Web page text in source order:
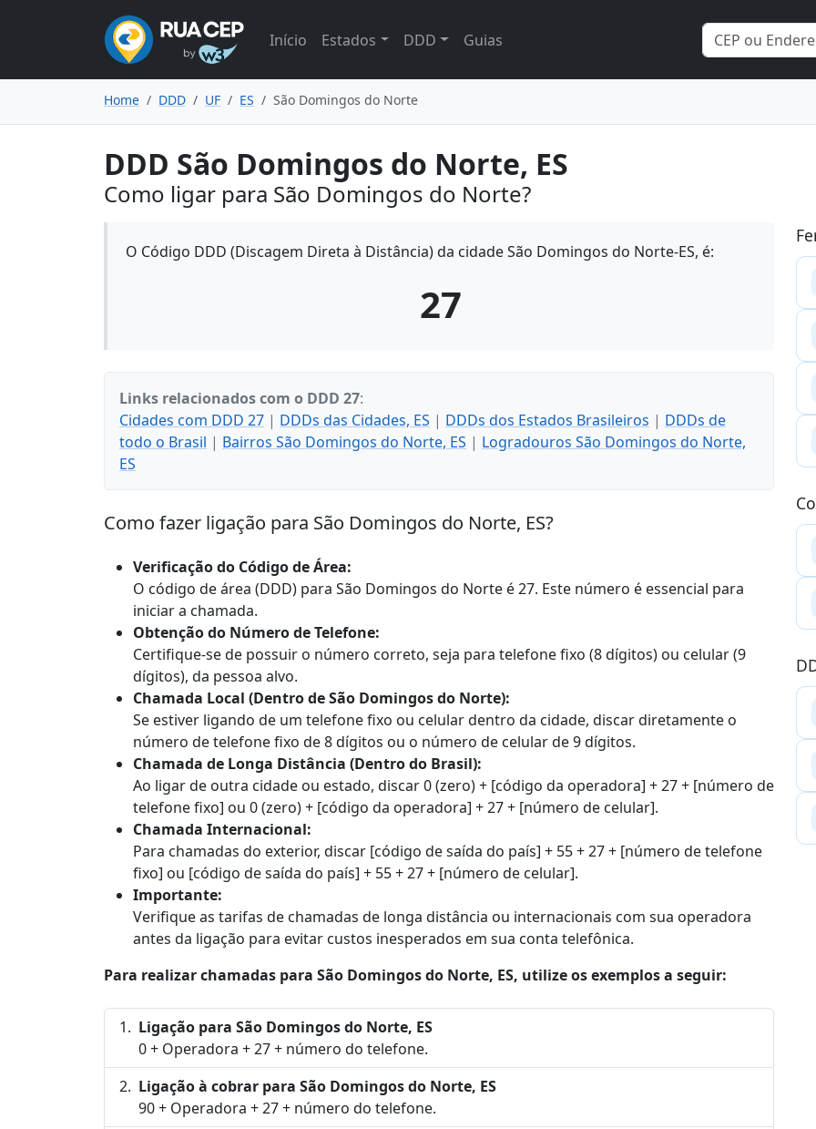
Início Estados DDD Guias
Home DDD UF ES São Domingos do Norte
DDD São Domingos do Norte, ES
Como ligar para São Domingos do Norte?
O Código DDD (Discagem Direta à Distância) da cidade São Domingos do Norte-ES, é:
27
Links relacionados com o DDD 27:
Cidades com DDD 27 | DDDs das Cidades, ES | DDDs dos Estados Brasileiros | DDDs de
todo o Brasil | Bairros São Domingos do Norte, ES | Logradouros São Domingos do Norte,
ES
Como fazer ligação para São Domingos do Norte, ES?
Verificação do Código de Área:
O código de área (DDD) para São Domingos do Norte é 27. Este número é essencial para
iniciar a chamada.
Obtenção do Número de Telefone:
Certifique-se de possuir o número correto, seja para telefone fixo (8 dígitos) ou celular (9
dígitos), da pessoa alvo.
Chamada Local (Dentro de São Domingos do Norte):
Se estiver ligando de um telefone fixo ou celular dentro da cidade, discar diretamente o
número de telefone fixo de 8 dígitos ou o número de celular de 9 dígitos.
Chamada de Longa Distância (Dentro do Brasil):
Ao ligar de outra cidade ou estado, discar 0 (zero) + [código da operadora] + 27 + [número de
telefone fixo] ou 0 (zero) + [código da operadora] + 27 + [número de celular].
Chamada Internacional:
Para chamadas do exterior, discar [código de saída do país] + 55 + 27 + [número de telefone
fixo] ou [código de saída do país] + 55 + 27 + [número de celular].
Importante:
Verifique as tarifas de chamadas de longa distância ou internacionais com sua operadora
antes da ligação para evitar custos inesperados em sua conta telefônica.
Para realizar chamadas para São Domingos do Norte, ES, utilize os exemplos a seguir:
Ligação para São Domingos do Norte, ES
0 + Operadora + 27 + número do telefone.
Ligação à cobrar para São Domingos do Norte, ES
90 + Operadora + 27 + número do telefone.